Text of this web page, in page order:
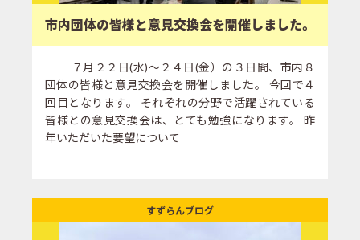
市内団体の皆様と意見交換会を開催しました。
７月２２日(水)～２４日(金）の３日間、市内８
団体の皆様と意見交換会を開催しました。 今回で４
回目となります。 それぞれの分野で活躍されている
皆様との意見交換会は、とても勉強になります。 昨
年いただいた要望について
すずらんブログ